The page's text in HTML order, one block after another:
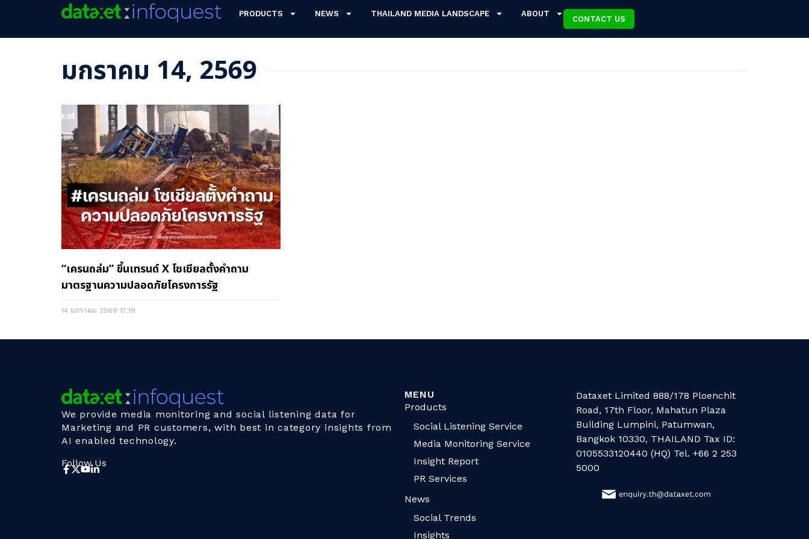
PRODUCTS NEWS THAILAND MEDIA LANDSCAPE ABOUT
CONTACT US
มกราคม 14, 2569
“เครนถล่ม” ขึ้นเทรนด์ X โซเชียลตั้งคำถาม
มาตรฐานความปลอดภัยโครงการรัฐ
14 มกราคม 2569 17:19
We provide media monitoring and social listening data for
Marketing and PR customers, with best in category insights from
AI enabled technology.
Follow Us
MENU
Products
Social Listening Service
Media Monitoring Service
Insight Report
PR Services
News
Social Trends
Insights
Dataxet Limited 888/178 Ploenchit
Road, 17th Floor, Mahatun Plaza
Building Lumpini, Patumwan,
Bangkok 10330, THAILAND Tax ID:
0105533120440 (HQ) Tel. +66 2 253
5000